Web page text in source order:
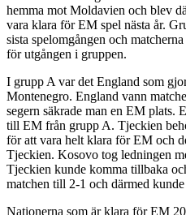
hemma mot Moldavien och blev
vara klara för EM spel nästa år.
sista spelomgången och
för utgången i gruppen.
I grupp A var det England som
Montenegro. England vann
segern säkrade man en EM plats.
till EM från grupp A. Tjeckien
för att vara helt klara för EM och
Tjeckien. Kosovo tog ledningen
Tjeckien kunde komma tillbaka
matchen till 2-1 och därmed
Nationerna som är klara för EM